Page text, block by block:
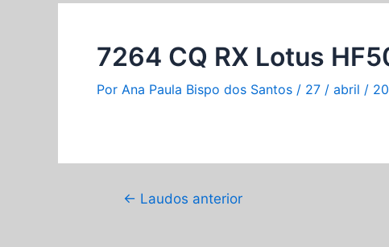
7264 CQ RX Lotus
Por Ana Paula Bispo dos Santos / 27 / abril /
← Laudos anterior